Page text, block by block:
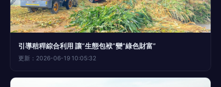
引導秸稈綜合利用 讓“生態包袱”變“綠色財富”
更新：2026-06-19 10:05:32